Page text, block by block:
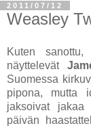
2011/07/12
Weasley
Kuten
näyttelevät
Suomessa
pipona, mutta
jaksoivat jakaa
päivän